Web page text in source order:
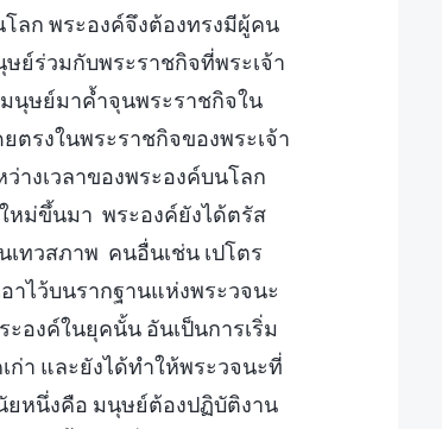
ลก พระองค์จึงต้องทรงมีผู้คน
ย์ร่วมกับพระราชกิจที่พระเจ้า
นุษย์มาค้ำจุนพระราชกิจใน
รงในพระราชกิจของพระเจ้า
างเวลาของพระองค์บนโลก
หม่ขึ้นมา พระองค์ยังได้ตรัส
ทวสภาพ คนอื่นเช่น เปโตร
าไว้บนรากฐานแห่งพระวจนะ
องค์ในยุคนั้น อันเป็นการเริ่ม
า และยังได้ทำให้พระวจนะที่
นัยหนึ่งคือ มนุษย์ต้องปฏิบัติงาน